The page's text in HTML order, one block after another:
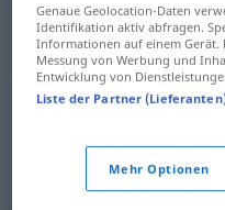
Synonyme
erstaunlich
Genaue Geolocation-Daten
Identifikation aktiv abfragen.
Informationen auf einem Gerät.
Messung von Werbung und
Entwicklung von
Liste der Partner
Mehr Optionen